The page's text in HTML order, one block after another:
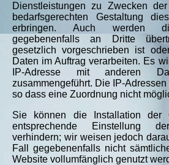
Dienstleistungen zu Zwecken
bedarfsgerechten Gestaltung
erbringen. Auch werden
gegebenenfalls an Dritte
gesetzlich vorgeschrieben ist
Daten im Auftrag verarbeiten. Es
IP-Adresse mit anderen
zusammengeführt. Die IP-
so dass eine Zuordnung nicht
Sie können die Installation der
entsprechende Einstellung
verhindern; wir weisen jedoch
Fall gegebenenfalls nicht
Website vollumfänglich genutzt